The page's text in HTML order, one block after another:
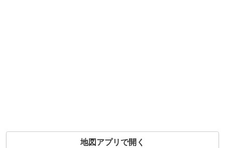
地図アプリで開く